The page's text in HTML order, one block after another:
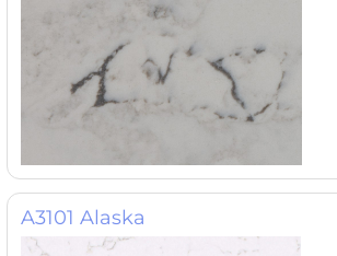
A3101 Alaska